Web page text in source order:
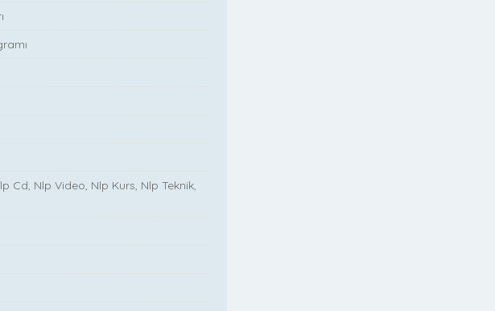
Cd, Nlp Video, Nlp Kurs, Nlp Teknik,